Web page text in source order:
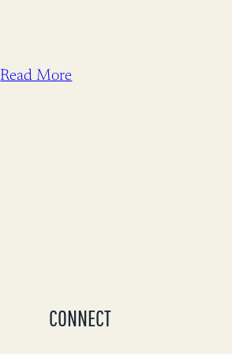
Read More
CONNECT